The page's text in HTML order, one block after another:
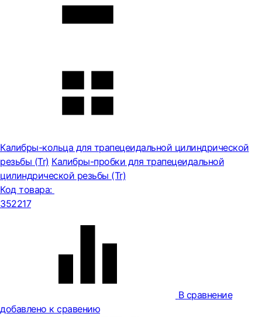
Калибры-кольца для трапецеидальной цилиндрической
резьбы (Tr) Калибры-пробки для трапецеидальной
цилиндрической резьбы (Tr)
Код товара:
352217
В сравнение
добавлено к сравению